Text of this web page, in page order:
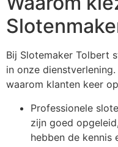
Bij Slotemaker Tolbert
in onze
waarom klanten keer
Professionele
zijn goed
hebben de kennis